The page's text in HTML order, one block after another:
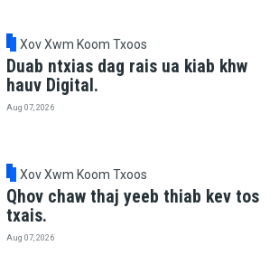
Xov Xwm Koom Txoos
Duab ntxias dag rais ua kiab khw
hauv Digital.
Aug 07, 2026
Xov Xwm Koom Txoos
Qhov chaw thaj yeeb thiab kev tos
txais.
Aug 07, 2026